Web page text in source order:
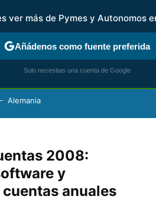
NUEVO
KIT DIGITAL RENTA
Alemania
2008:
y
anuales
ver más de Pymes y Autonomos
Añádenos como fuente preferida
Solo necesitas una cuenta de Google